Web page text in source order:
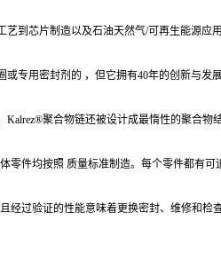
艺到芯片制造以及石油天然气/可再生能源应
或专用密封剂的 ，但它拥有40年的创新与发
Kalrez®聚合物链还被设计成最惰性的聚合物
零件均按照 质量标准制造。每个零件都有
经过验证的性能意味着更换密封、维修和检